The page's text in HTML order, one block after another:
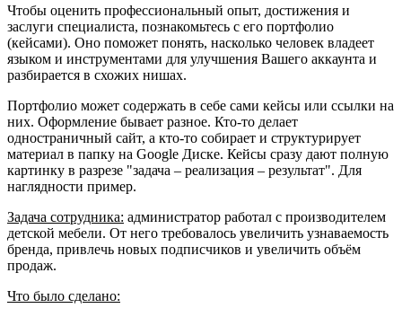
Чтобы оценить профессиональный опыт, достижения и
заслуги специалиста, познакомьтесь с его портфолио
(кейсами). Оно поможет понять, насколько человек владеет
языком и инструментами для улучшения Вашего аккаунта и
разбирается в схожих нишах.
Портфолио может содержать в себе сами кейсы или ссылки на
них. Оформление бывает разное. Кто-то делает
одностраничный сайт, а кто-то собирает и структурирует
материал в папку на Google Диске. Кейсы сразу дают полную
картинку в разрезе "задача – реализация – результат". Для
наглядности пример.
Задача сотрудника: администратор работал с производителем
детской мебели. От него требовалось увеличить узнаваемость
бренда, привлечь новых подписчиков и увеличить объём
продаж.
Что было сделано: